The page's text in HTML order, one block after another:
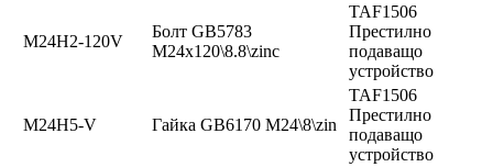
M24H2-120V
Болт GB5783
M24x120\8.8\zinc
TAF1506
Престилно
подаващо
устройство
M24H5-V Гайка GB6170 M24\8\zin
TAF1506
Престилно
подаващо
устройство